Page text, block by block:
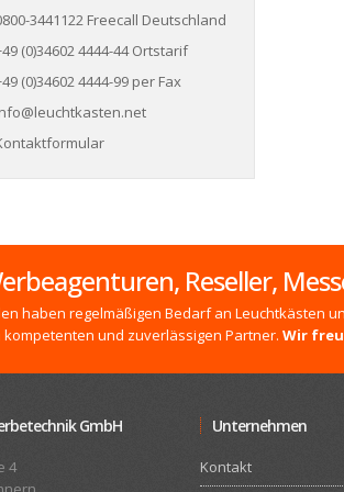
3441122 Freecall Deutschland
(0)34602 4444-44 Ortstarif
(0)34602 4444-99 per Fax
Reseller,
haben regelmäßigen Bedarf an Leuchtkästen
und zuverlässigen Partner. Wir
GmbH
4
Unternehmen
Kontakt